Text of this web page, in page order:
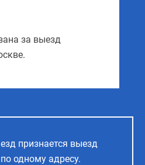
за выезд
признается выезд
одному адресу.